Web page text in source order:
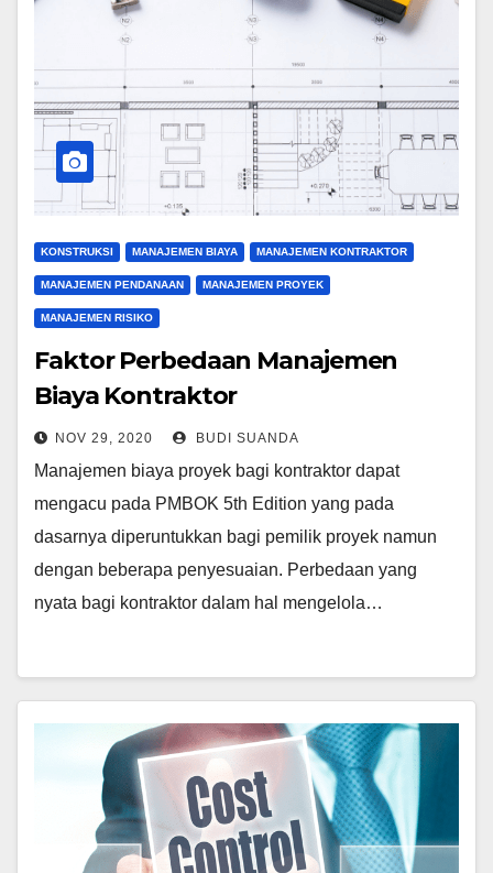
KONSTRUKSI MANAJEMEN BIAYA MANAJEMEN KONTRAKTOR
MANAJEMEN PENDANAAN MANAJEMEN PROYEK
MANAJEMEN RISIKO
Faktor Perbedaan Manajemen
Biaya Kontraktor
NOV 29, 2020 BUDI SUANDA
Manajemen biaya proyek bagi kontraktor dapat
mengacu pada PMBOK 5th Edition yang pada
dasarnya diperuntukkan bagi pemilik proyek namun
dengan beberapa penyesuaian. Perbedaan yang
nyata bagi kontraktor dalam hal mengelola…